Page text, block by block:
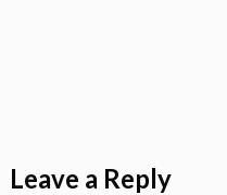
Leave a Reply